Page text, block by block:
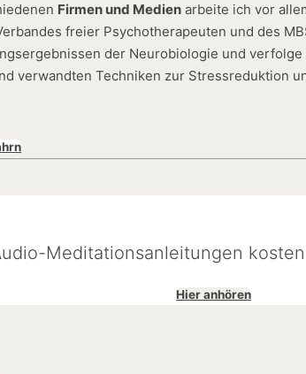
Firmen und Medien arbeite ich vor
freier Psychotherapeuten und des
der Neurobiologie und
verwandten Techniken zur Stressreduktion
Meditationsanleitungen
Hier anhören